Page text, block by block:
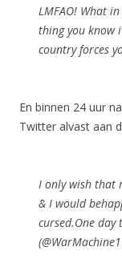
LMFAO! What in
thing you know
country forces
En binnen 24 uur
Twitter alvast aan
I only wish that
& I would
cursed.One